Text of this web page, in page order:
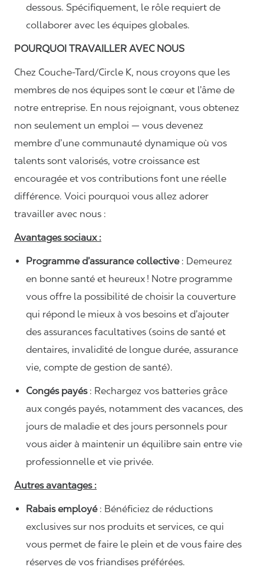
dessous. Spécifiquement, le rôle requiert de
collaborer avec les équipes globales.
POURQUOI TRAVAILLER AVEC NOUS
Chez Couche-Tard/Circle K, nous croyons que les
membres de nos équipes sont le cœur et l’âme de
notre entreprise. En nous rejoignant, vous obtenez
non seulement un emploi — vous devenez
membre d’une communauté dynamique où vos
talents sont valorisés, votre croissance est
encouragée et vos contributions font une réelle
différence. Voici pourquoi vous allez adorer
travailler avec nous :
Avantages sociaux :
Programme d’assurance collective : Demeurez
en bonne santé et heureux ! Notre programme
vous offre la possibilité de choisir la couverture
qui répond le mieux à vos besoins et d’ajouter
des assurances facultatives (soins de santé et
dentaires, invalidité de longue durée, assurance
vie, compte de gestion de santé).
Congés payés: Rechargez vos batteries grâce
aux congés payés, notamment des vacances, des
jours de maladie et des jours personnels pour
vous aider à maintenir un équilibre sain entre vie
professionnelle et vie privée.
Autres avantages :
Rabais employé : Bénéficiez de réductions
exclusives sur nos produits et services, ce qui
vous permet de faire le plein et de vous faire des
réserves de vos friandises préférées.